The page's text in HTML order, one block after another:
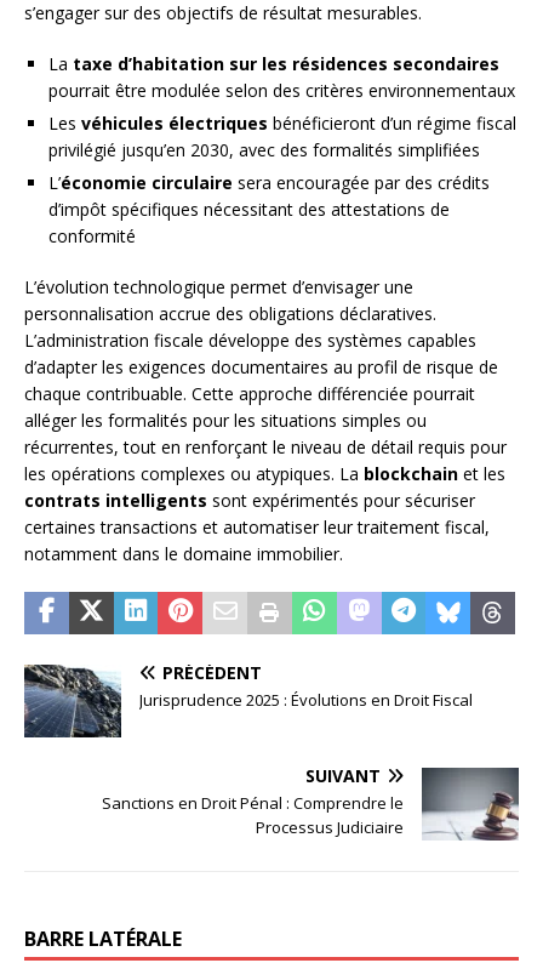
s’engager sur des objectifs de résultat mesurables.
La taxe d’habitation sur les résidences secondaires
pourrait être modulée selon des critères environnementaux
Les véhicules électriques bénéficieront d’un régime fiscal
privilégié jusqu’en 2030, avec des formalités simplifiées
L’économie circulaire sera encouragée par des crédits
d’impôt spécifiques nécessitant des attestations de
conformité
L’évolution technologique permet d’envisager une
personnalisation accrue des obligations déclaratives.
L’administration fiscale développe des systèmes capables
d’adapter les exigences documentaires au profil de risque de
chaque contribuable. Cette approche différenciée pourrait
alléger les formalités pour les situations simples ou
récurrentes, tout en renforçant le niveau de détail requis pour
les opérations complexes ou atypiques. La blockchain et les
contrats intelligents sont expérimentés pour sécuriser
certaines transactions et automatiser leur traitement fiscal,
notamment dans le domaine immobilier.
PRÉCÉDENT
Jurisprudence 2025 : Évolutions en Droit Fiscal
SUIVANT
Sanctions en Droit Pénal : Comprendre le
Processus Judiciaire
BARRE LATÉRALE